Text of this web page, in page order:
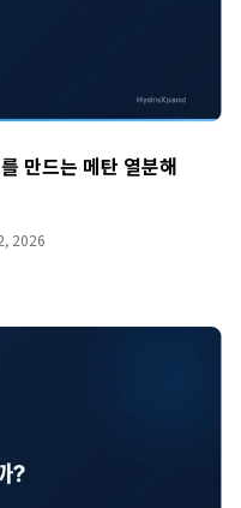
만드는 메탄 열분해
2026